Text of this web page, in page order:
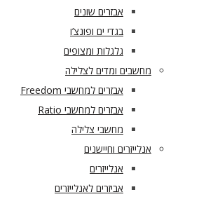
אבזרים שונים
בגדי ים ופונצ’ו
גלגלות ומצופים
מחשבים ומדים לצלילה
אבזרים למחשבי Freedom
אבזרים למחשבי Ratio
מחשבי צלילה
אנלייזרים וחיישנים
אנלייזרים
אביזרים לאנלייזרים